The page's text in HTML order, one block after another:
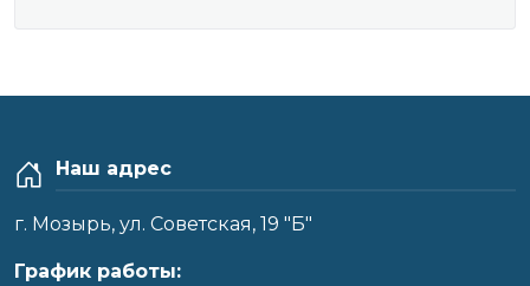
Наш адрес
г. Мозырь, ул. Советская, 19 "Б"
График работы: